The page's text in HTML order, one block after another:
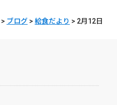
> ブログ > 給食だより > 2月12日